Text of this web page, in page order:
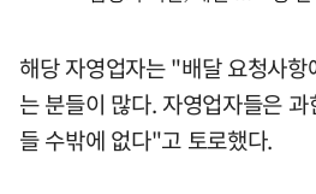
해당 자영업자는 "배달 요청사
는 분들이 많다. 자영업자들은
들 수밖에 없다"고 토로했다.